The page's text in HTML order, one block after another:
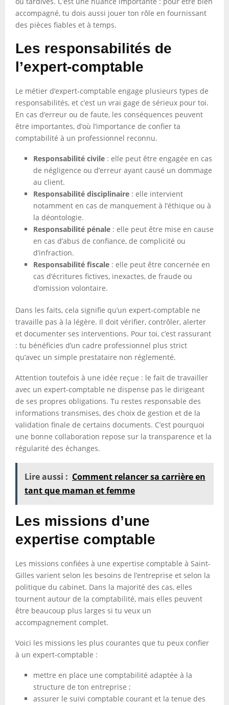
accompagné, tu dois aussi jouer ton rôle en fournissant
des pièces fiables et à temps.
Les responsabilités de
l’expert-comptable
Le métier d’expert-comptable engage plusieurs types de
responsabilités, et c’est un vrai gage de sérieux pour toi.
En cas d’erreur ou de faute, les conséquences peuvent
être importantes, d’où l’importance de confier ta
comptabilité à un professionnel reconnu.
Responsabilité civile : elle peut être engagée en cas
de négligence ou d’erreur ayant causé un dommage
au client.
Responsabilité disciplinaire : elle intervient
notamment en cas de manquement à l’éthique ou à
la déontologie.
Responsabilité pénale : elle peut être mise en cause
en cas d’abus de confiance, de complicité ou
d’infraction.
Responsabilité fiscale : elle peut être concernée en
cas d’écritures fictives, inexactes, de fraude ou
d’omission volontaire.
Dans les faits, cela signifie qu’un expert-comptable ne
travaille pas à la légère. Il doit vérifier, contrôler, alerter
et documenter ses interventions. Pour toi, c’est rassurant
: tu bénéficies d’un cadre professionnel plus strict
qu’avec un simple prestataire non réglementé.
Attention toutefois à une idée reçue : le fait de travailler
avec un expert-comptable ne dispense pas le dirigeant
de ses propres obligations. Tu restes responsable des
informations transmises, des choix de gestion et de la
validation finale de certains documents. C’est pourquoi
une bonne collaboration repose sur la transparence et la
régularité des échanges.
Lire aussi : Comment relancer sa carrière en
tant que maman et femme
Les missions d’une
expertise comptable
Les missions confiées à une expertise comptable à Saint-
Gilles varient selon les besoins de l’entreprise et selon la
politique du cabinet. Dans la majorité des cas, elles
tournent autour de la comptabilité, mais elles peuvent
être beaucoup plus larges si tu veux un
accompagnement complet.
Voici les missions les plus courantes que tu peux confier
à un expert-comptable :
mettre en place une comptabilité adaptée à la
structure de ton entreprise ;
assurer le suivi comptable courant et la tenue des